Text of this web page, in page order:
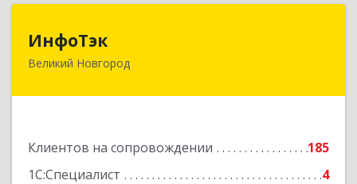
ИнфоТэк
Великий Новгород
Клиентов на сопровождении
185
1С:Специалист
4
173003, Новгородская обл, Великий Новгород